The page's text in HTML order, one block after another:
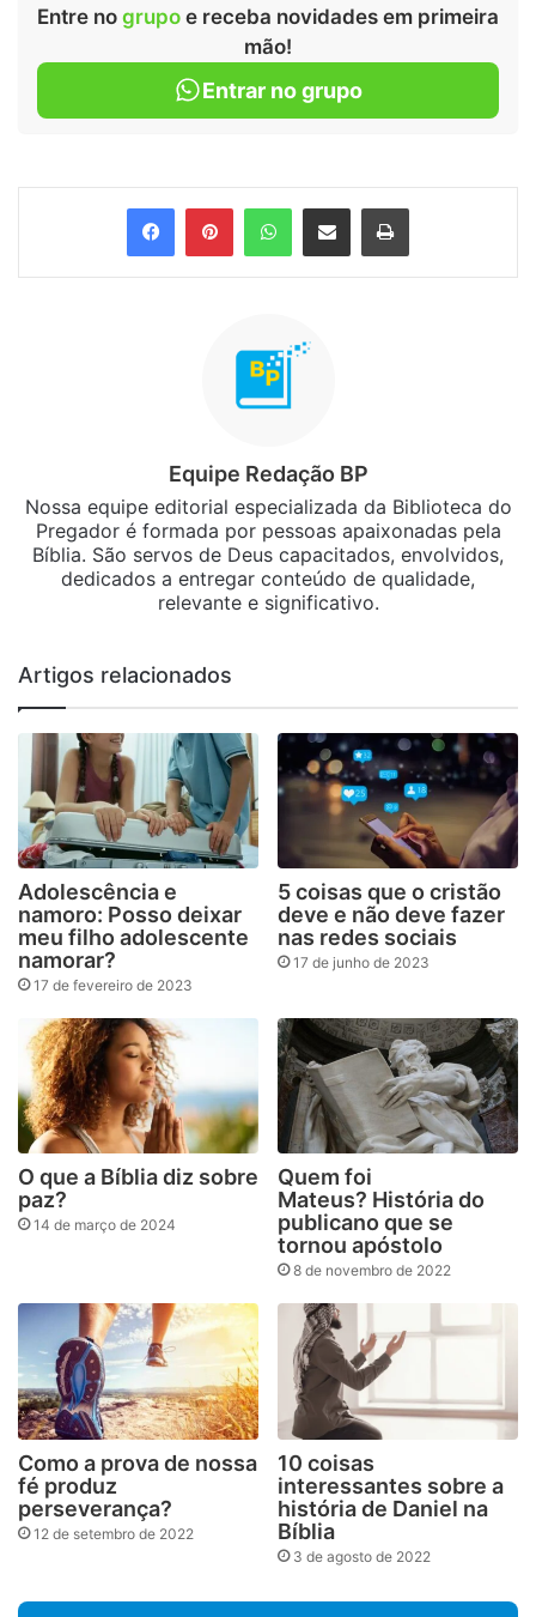
Entre no grupo e receba novidades em primeira
mão!
Entrar no grupo
FacebookPinterestWhatsApp
Compartilhar via e-mail Imprimir
Equipe Redação BP
Nossa equipe editorial especializada da Biblioteca do
Pregador é formada por pessoas apaixonadas pela
Bíblia. São servos de Deus capacitados, envolvidos,
dedicados a entregar conteúdo de qualidade,
relevante e significativo.
Artigos relacionados
Adolescência e
namoro: Posso deixar
meu filho adolescente
namorar?
17 de fevereiro de 2023
5 coisas que o cristão
deve e não deve fazer
nas redes sociais
17 de junho de 2023
O que a Bíblia diz sobre
paz?
14 de março de 2024
Quem foi
Mateus? História do
publicano que se
tornou apóstolo
8 de novembro de 2022
Como a prova de nossa
fé produz
perseverança?
12 de setembro de 2022
10 coisas
interessantes sobre a
história de Daniel na
Bíblia
3 de agosto de 2022